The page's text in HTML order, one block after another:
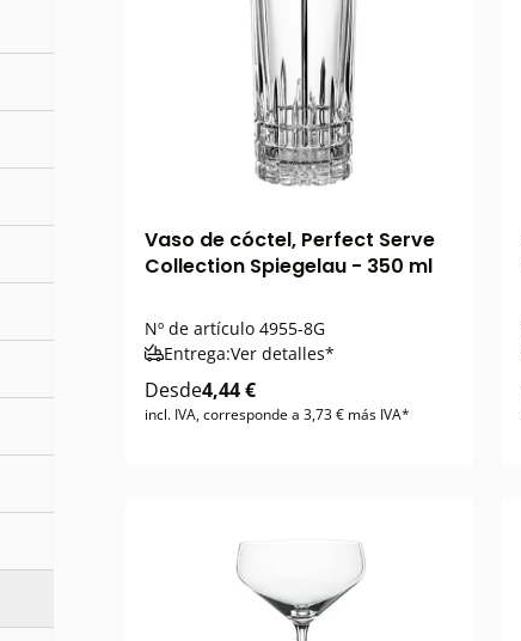
Vaso de cóctel, Perfect Serve
Collection Spiegelau - 350 ml
Nº de artículo 4955-8G
Entrega:Ver detalles*
Desde4,44 €
incl. IVA, corresponde a 3,73 € más IVA*